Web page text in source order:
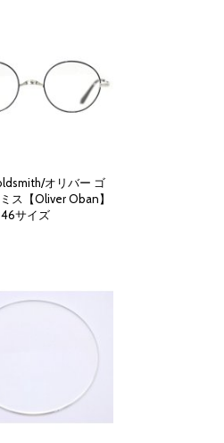
オリバー ゴ
ス【Oliver Oban】
46サイズ